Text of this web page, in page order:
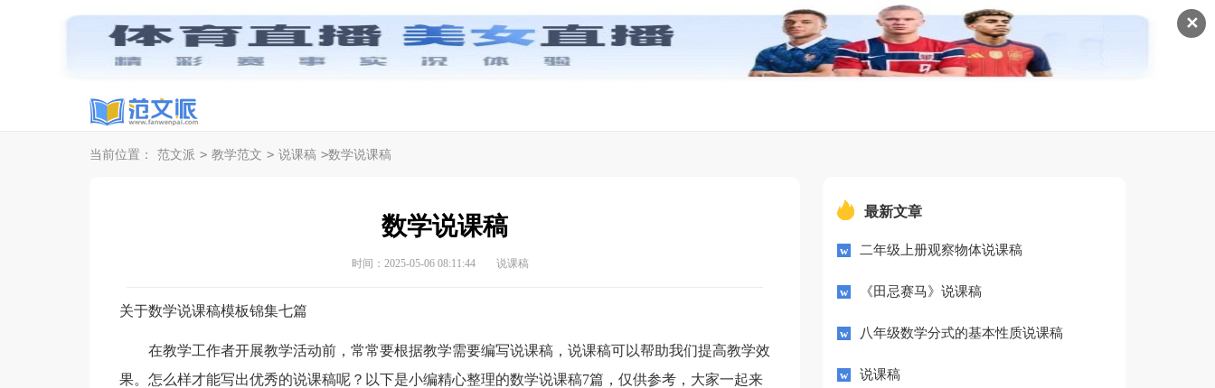
✕
当前位置： 范文派 > 教学范文 > 说课稿 >数学说课稿
数学说课稿
时间：2025-05-06 08:11:44 说课稿
关于数学说课稿模板锦集七篇
在教学工作者开展教学活动前，常常要根据教学需要编写说课稿，说课稿可以帮助我们提高教学效
果。怎么样才能写出优秀的说课稿呢？以下是小编精心整理的数学说课稿7篇，仅供参考，大家一起来
最新文章
二年级上册观察物体说课稿
《田忌赛马》说课稿
八年级数学分式的基本性质说课稿
说课稿